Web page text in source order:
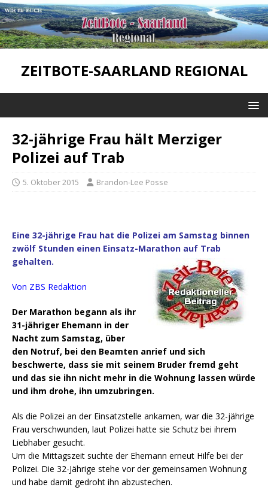
ZEITBOTE-SAARLAND REGIONAL
32-jährige Frau hält Merziger
Polizei auf Trab
5. Oktober 2015 Brandon-Lee Posse
Eine 32-jährige Frau hat die Polizei am Samstag binnen
zwölf Stunden einen Einsatz-Marathon auf Trab
gehalten.
Von ZBS Redaktion
Der Marathon begann als ihr
31-jähriger Ehemann in der
Nacht zum Samstag, über
den Notruf, bei den Beamten anrief und sich
beschwerte, dass sie mit seinem Bruder fremd geht
und das sie ihn nicht mehr in die Wohnung lassen würde
und ihm drohe, ihn umzubringen.
Als die Polizei an der Einsatzstelle ankamen, war die 32-jährige
Frau verschwunden, laut Polizei hatte sie Schutz bei ihrem
Liebhaber gesucht.
Um die Mittagszeit suchte der Ehemann erneut Hilfe bei der
Polizei. Die 32-Jährige stehe vor der gemeinsamen Wohnung
und habe damit gedroht ihn abzustechen.